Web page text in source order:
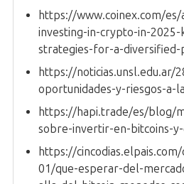
https://www.coinex.com/
investing-in-crypto-in-2025-
strategies-for-a-
https://noticias.unsl.edu.ar/
oportunidades-y-riesgos-a-
https://hapi.trade/es/blog/
sobre-invertir-en-bitcoins-
https://
01/que-esperar-del-